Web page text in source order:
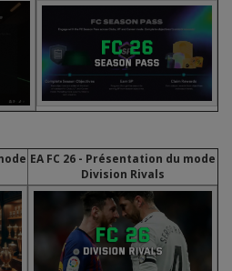
EA FC 26 - Présentation du mode
Division Rivals